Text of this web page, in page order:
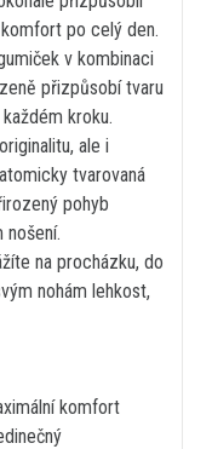
po celý den.
v kombinaci
přizpůsobí tvaru
kroku.
ale i
tvarovaná
pohyb
nošení.
na procházku, do
nohám lehkost,
komfort